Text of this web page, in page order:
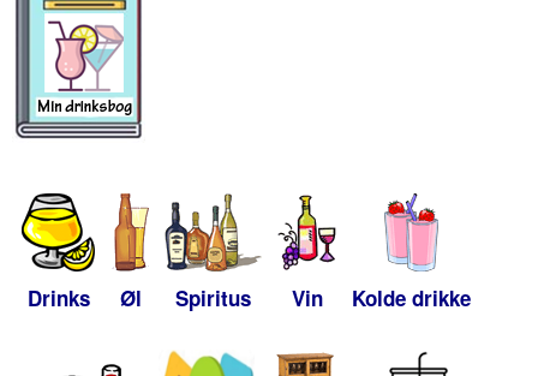
Drinks Øl Spiritus Vin Kolde drikke